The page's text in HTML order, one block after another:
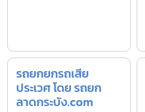
รถยกยกรถเสีย
ประเวศ โดย รถยก
ลาดกระบัง.com